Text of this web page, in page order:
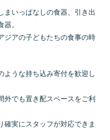
まいっぱなしの食器、引き出
。
ジアの子どもたちの食事の時
ような持ち込み寄付を歓迎し
外でも置き配スペースをご利
確実にスタッフが対応できま